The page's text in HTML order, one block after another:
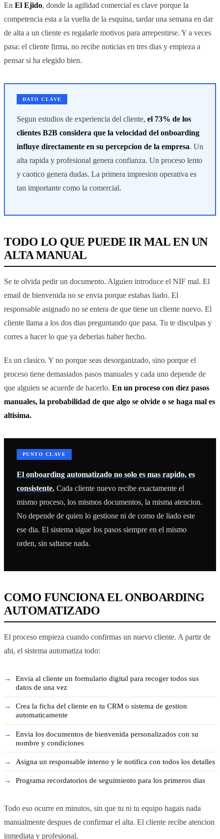
En El Ejido, donde la agilidad comercial es clave porque la
competencia esta a la vuelta de la esquina, tardar una semana en dar
de alta a un cliente es regalarle motivos para arrepentirse. Y a veces
pasa: el cliente firma, no recibe noticias en tres dias y empieza a
pensar si ha elegido bien.
DATO CLAVE
Segun estudios de experiencia del cliente, el 73% de los
clientes B2B considera que la velocidad del onboarding
influye directamente en su percepcion de la empresa. Un
alta rapida y profesional genera confianza. Un proceso lento
y caotico genera dudas. La primera impresion operativa es
tan importante como la comercial.
TODO LO QUE PUEDE IR MAL EN UN
ALTA MANUAL
Se te olvida pedir un documento. Alguien introduce el NIF mal. El
email de bienvenida no se envia porque estabas liado. El
responsable asignado no se entera de que tiene un cliente nuevo. El
cliente llama a los dos dias preguntando que pasa. Tu te disculpas y
corres a hacer lo que ya deberias haber hecho.
Es un clasico. Y no porque seas desorganizado, sino porque el
proceso tiene demasiados pasos manuales y cada uno depende de
que alguien se acuerde de hacerlo. En un proceso con diez pasos
manuales, la probabilidad de que algo se olvide o se haga mal es
altisima.
PUNTO CLAVE
El onboarding automatizado no solo es mas rapido, es
consistente. Cada cliente nuevo recibe exactamente el
mismo proceso, los mismos documentos, la misma atencion.
No depende de quien lo gestione ni de como de liado este
ese dia. El sistema sigue los pasos siempre en el mismo
orden, sin saltarse nada.
COMO FUNCIONA EL ONBOARDING
AUTOMATIZADO
El proceso empieza cuando confirmas un nuevo cliente. A partir de
ahi, el sistema automatiza todo:
Envia al cliente un formulario digital para recoger todos sus
datos de una vez
Crea la ficha del cliente en tu CRM o sistema de gestion
automaticamente
Envia los documentos de bienvenida personalizados con su
nombre y condiciones
Asigna un responsable interno y le notifica con todos los detalles
Programa recordatorios de seguimiento para los primeros dias
Todo eso ocurre en minutos, sin que tu ni tu equipo hagais nada
manualmente despues de confirmar el alta. El cliente recibe atencion
inmediata y profesional.